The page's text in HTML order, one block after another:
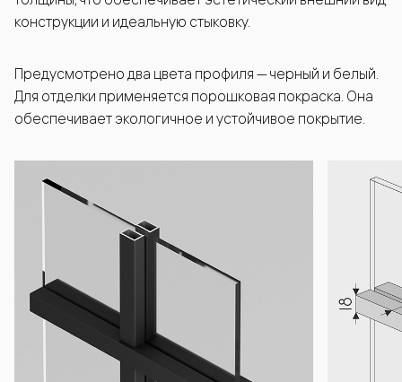
конструкции и идеальную стыковку.
Предусмотрено два цвета профиля — черный и белый.
Для отделки применяется порошковая покраска. Она
обеспечивает экологичное и устойчивое покрытие.